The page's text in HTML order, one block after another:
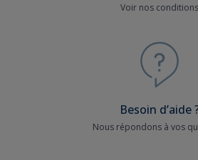
Voir nos conditions
Besoin d’aide
Nous répondons à vos